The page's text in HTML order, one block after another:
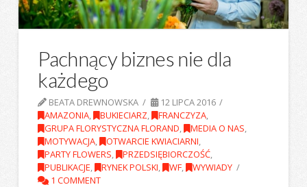
Pachnący biznes nie dla
każdego
BEATA DREWNOWSKA
12 LIPCA 2016
AMAZONIA, BUKIECIARZ, FRANCZYZA,
GRUPA FLORYSTYCZNA FLORAND, MEDIA O NAS,
MOTYWACJA, OTWARCIE KWIACIARNI,
PARTY FLOWERS, PRZEDSIĘBIORCZOŚĆ,
PUBLIKACJE, RYNEK POLSKI, WF, WYWIADY
1 COMMENT